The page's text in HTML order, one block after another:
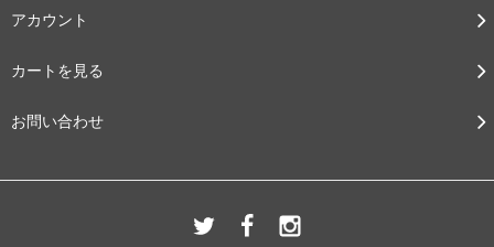
アカウント
カートを見る
お問い合わせ